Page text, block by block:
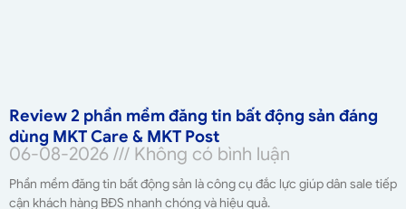
Review 2 phần mềm đăng tin bất động sản đáng
dùng MKT Care & MKT Post
06-08-2026 Không có bình luận
Phần mềm đăng tin bất động sản là công cụ đắc lực giúp dân sale tiếp
cận khách hàng BĐS nhanh chóng và hiệu quả.